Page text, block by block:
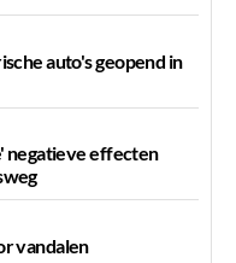
auto's geopend in
negatieve effecten
vandalen